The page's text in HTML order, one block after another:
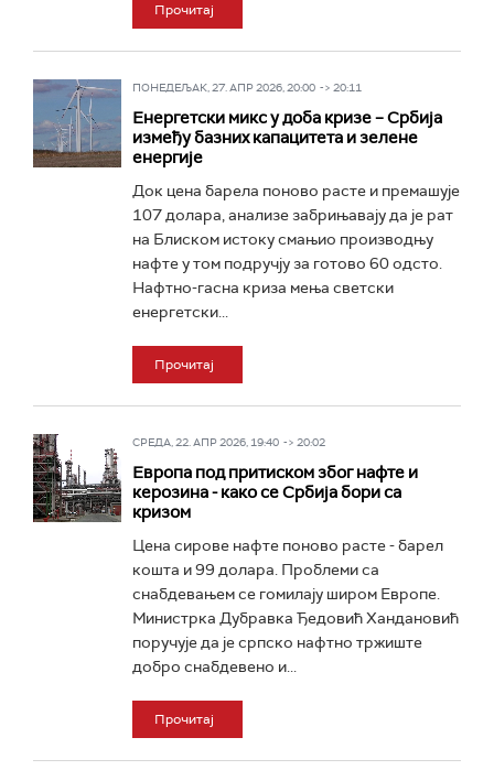
Прочитај
ПОНЕДЕЉАК, 27. АПР 2026, 20:00 -> 20:11
Енергетски микс у доба кризе – Србија
између базних капацитета и зелене
енергије
Док цена барела поново расте и премашује
107 долара, анализе забрињавају да је рат
на Блиском истоку смањио производњу
нафте у том подручју за готово 60 одсто.
Нафтно-гасна криза мења светски
енергетски...
Прочитај
СРЕДА, 22. АПР 2026, 19:40 -> 20:02
Европа под притиском због нафте и
керозина - како се Србија бори са
кризом
Цена сирове нафте поново расте - барел
кошта и 99 долара. Проблеми са
снабдевањем се гомилају широм Европе.
Министрка Дубравка Ђедовић Хандановић
поручује да је српско нафтно тржиште
добро снабдевено и...
Прочитај